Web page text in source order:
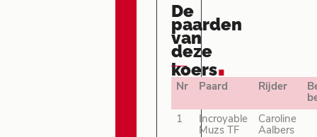
De
paarden
van
deze
koers.
Nr Paard Rijder
1
Incroyable
Muzs TF
Caroline
Aalbers